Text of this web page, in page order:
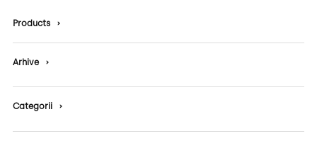
Products ›
Arhive ›
Categorii ›